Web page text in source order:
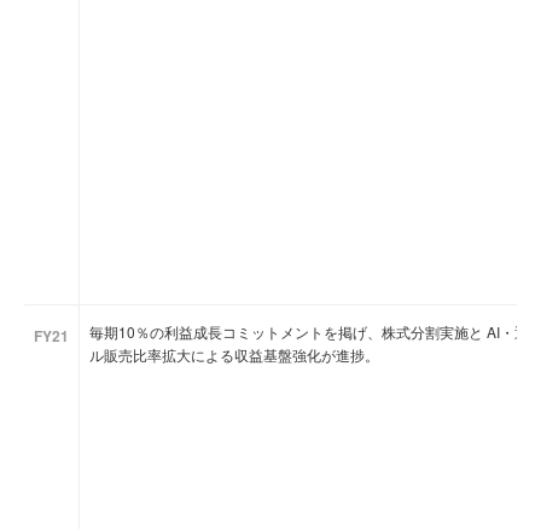
FY21
毎期10％の利益成長コミットメントを掲げ、株式分割実施と AI・通
ル販売比率拡大による収益基盤強化が進捗。